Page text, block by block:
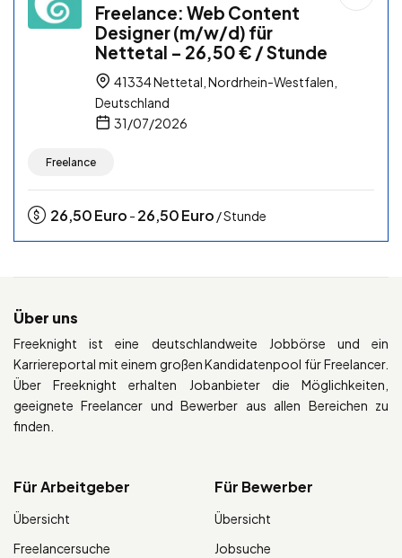
Freelance: Web Content
Designer (m/w/d) für
Nettetal – 26,50 € / Stunde
41334 Nettetal, Nordrhein-Westfalen,
Deutschland
31/07/2026
Freelance
26,50Euro - 26,50Euro / Stunde
Über uns
Freeknight ist eine deutschlandweite Jobbörse und ein
Karriereportal mit einem großen Kandidatenpool für Freelancer.
Über Freeknight erhalten Jobanbieter die Möglichkeiten,
geeignete Freelancer und Bewerber aus allen Bereichen zu
finden.
Für Arbeitgeber
Übersicht
Freelancersuche
Für Bewerber
Übersicht
Jobsuche